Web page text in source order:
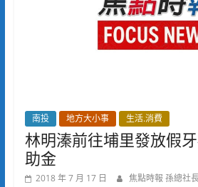
南投 地方大小事 生活.消費
林明溱前往埔里發放假
助金
2018 年 7 月 17 日 焦點時報 孫總社